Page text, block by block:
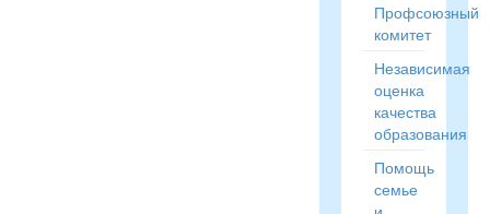
Профсоюзный
комитет
Независимая
оценка
качества
образования
Помощь
семье